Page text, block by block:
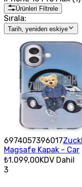
Ürünleri Filtrele
Sırala:
Tarih, yeniden eskiye
6974057396017
Magsafe Kapak - Car
₺1.099,00KDV Dahil
3